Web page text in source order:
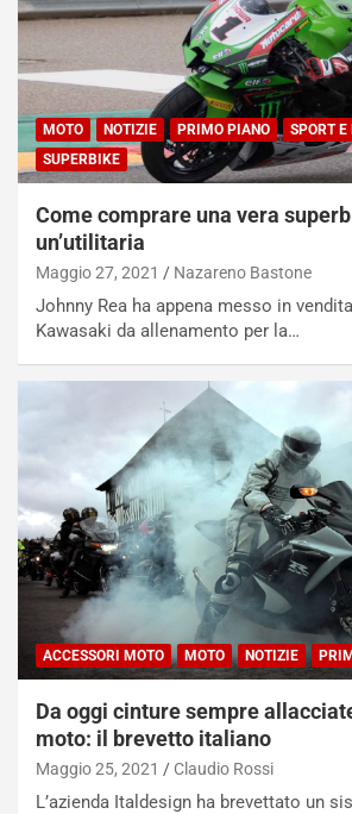
MOTO NOTIZIE PRIMO PIANO
SPORT E
SUPERBIKE
Come comprare una vera
un’utilitaria
Maggio 27, 2021 Nazareno Bastone
Johnny Rea ha appena messo in
Kawasaki da allenamento per la…
ACCESSORI MOTO MOTO NOTIZIE
Da oggi cinture sempre
moto: il brevetto italiano
Maggio 25, 2021 Claudio Rossi
L’azienda Italdesign ha brevettato un